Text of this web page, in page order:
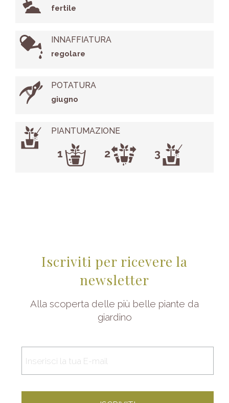
fertile
INNAFFIATURA
regolare
POTATURA
giugno
PIANTUMAZIONE
Iscriviti per ricevere la
newsletter
Alla scoperta delle più belle piante da
giardino